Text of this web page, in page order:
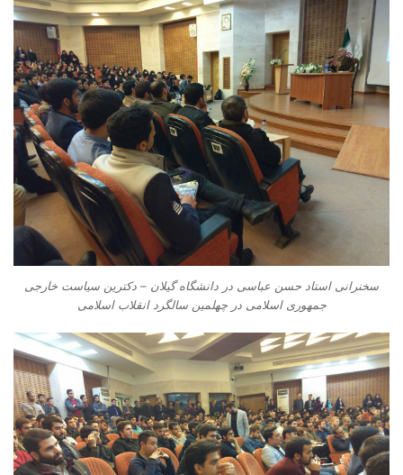
سخنرانی استاد حسن عباسی در دانشگاه گیلان – دکترین سیاست خارجی
جمهوری اسلامی در چهلمین سالگرد انقلاب اسلامی